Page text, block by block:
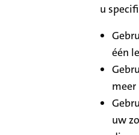
u
één
uw